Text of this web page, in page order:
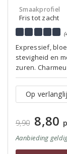
Smaakprofiel
Fris tot zacht
Expressief,
stevigheid en
zuren.
Op
9,90 8,80
Aanbieding